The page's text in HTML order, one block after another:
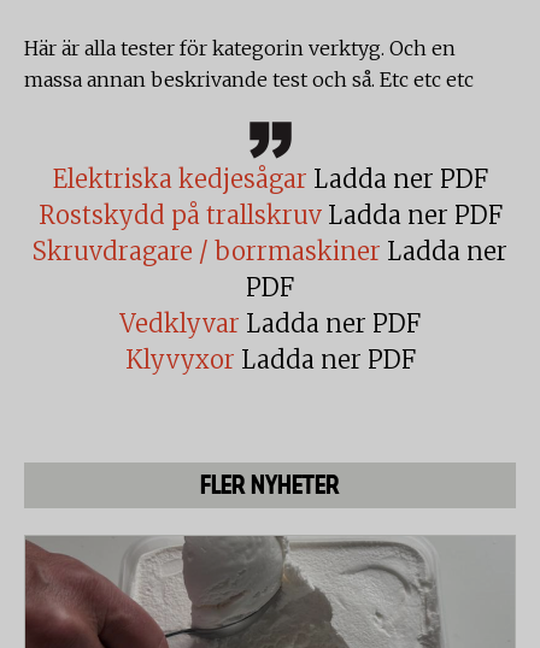
Här är alla tester för kategorin verktyg. Och en
massa annan beskrivande test och så. Etc etc etc
Elektriska kedjesågar Ladda ner PDF
Rostskydd på trallskruvLadda ner PDF
Skruvdragare / borrmaskiner Ladda ner
PDF
Vedklyvar Ladda ner PDF
Klyvyxor Ladda ner PDF
FLER NYHETER